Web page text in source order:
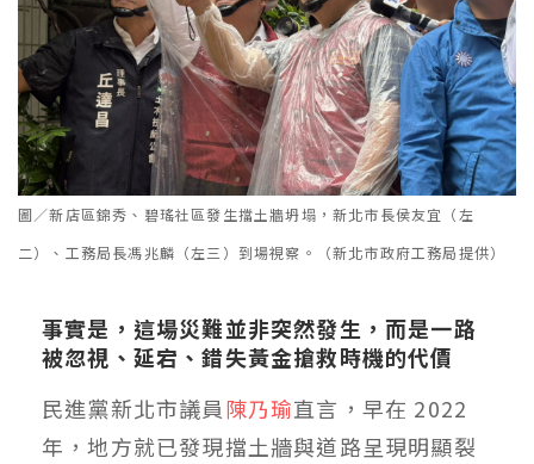
圖／新店區錦秀、碧瑤社區發生擋土牆坍塌，新北市長侯友宜（左
二）、工務局長馮兆麟（左三）到場視察。（新北市政府工務局提供）
事實是，這場災難並非突然發生，而是一路
被忽視、延宕、錯失黃金搶救時機的代價
民進黨新北市議員陳乃瑜直言，早在 2022
年，地方就已發現擋土牆與道路呈現明顯裂